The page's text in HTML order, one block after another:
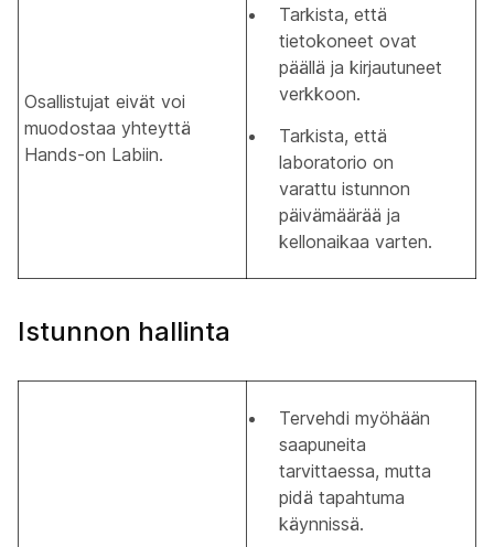
Osallistujat eivät voi
muodostaa yhteyttä
Hands-on Labiin.
Tarkista, että
tietokoneet ovat
päällä ja kirjautuneet
verkkoon.
Tarkista, että
laboratorio on
varattu istunnon
päivämäärää ja
kellonaikaa varten.
Istunnon hallinta
Tervehdi myöhään
saapuneita
tarvittaessa, mutta
pidä tapahtuma
käynnissä.